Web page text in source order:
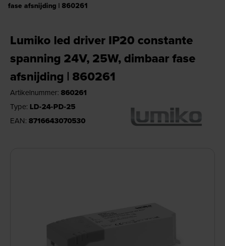
fase afsnijding | 860261
Lumiko led driver IP20 constante
spanning 24V, 25W, dimbaar fase
afsnijding | 860261
Artikelnummer: 860261
Type: LD-24-PD-25
EAN: 8716643070530